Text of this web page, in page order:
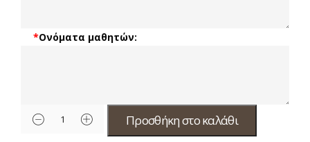
*Ονόματα μαθητών:
Προσθήκη στο καλάθι